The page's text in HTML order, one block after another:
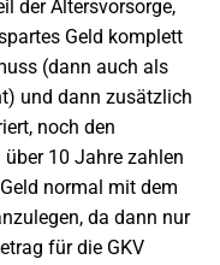
der Altersvorsorge,
Geld komplett
(dann auch als
und dann zusätzlich
noch den
10 Jahre zahlen
normal mit dem
da dann nur
für die GKV